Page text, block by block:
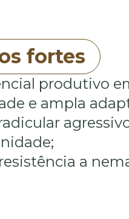
fortes
produtivo
e ampla
a